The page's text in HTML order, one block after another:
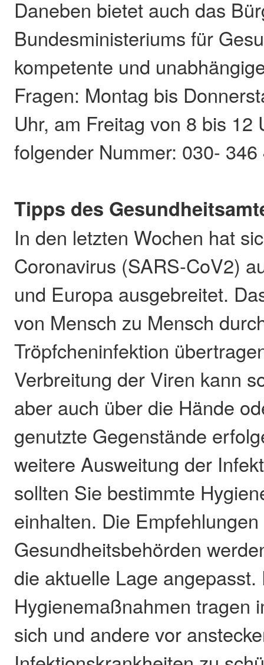
Daneben bietet auch das
Bundesministeriums für
kompetente und
Fragen: Montag bis
Uhr, am Freitag von 8 bis 12
folgender Nummer: 030-
Tipps des
In den letzten Wochen hat
Coronavirus (SARS-CoV2)
und Europa ausgebreitet.
von Mensch zu Mensch
Tröpfcheninfektion
Verbreitung der Viren kann
aber auch über die Hände
genutzte Gegenstände
weitere Ausweitung der
sollten Sie bestimmte
einhalten. Die
Gesundheitsbehörden
die aktuelle Lage angepasst.
Hygienemaßnahmen tragen
sich und andere vor